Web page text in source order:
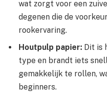
wat zorgt voor een
degenen die de
rookervaring.
Houtpulp papier: Dit is
type en brandt iets
gemakkelijk te rollen,
beginners.